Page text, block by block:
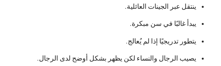
ينتقل عبر الجينات العائلية.
يبدأ غالبًا في سن مبكرة.
يتطور تدريجيًا إذا لم يُعالج.
يصيب الرجال والنساء لكن يظهر بشكل أوضح لدى الرجال.